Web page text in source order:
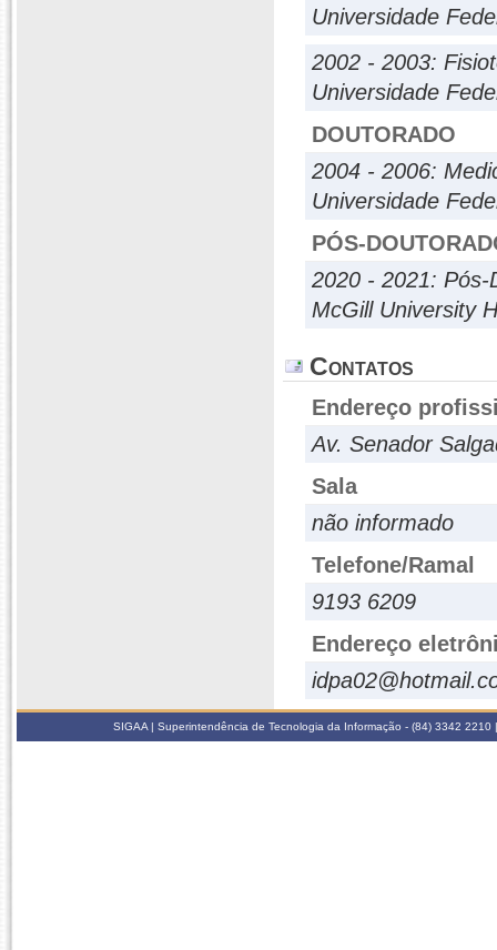
Universidade
2002 - 2003:
Universidade
DOUTORADO
2004 - 2006:
Universidade
PÓS-
2020 - 2021: Pós-
McGill University
Contatos
Endereço
Av. Senador
Sala
não informado
Telefone/Ramal
9193 6209
Endereço
SIGAA | Superintendência de Tecnologia da Informação - (84) 3342